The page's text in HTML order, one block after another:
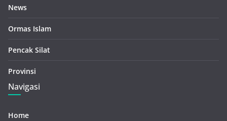
News
Ormas Islam
Pencak Silat
Provinsi
Navigasi
Home